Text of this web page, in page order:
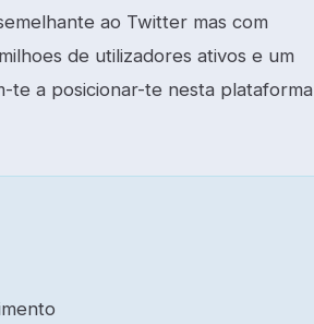
ao Twitter mas com
de utilizadores ativos e um
te a posicionar-te nesta plataforma